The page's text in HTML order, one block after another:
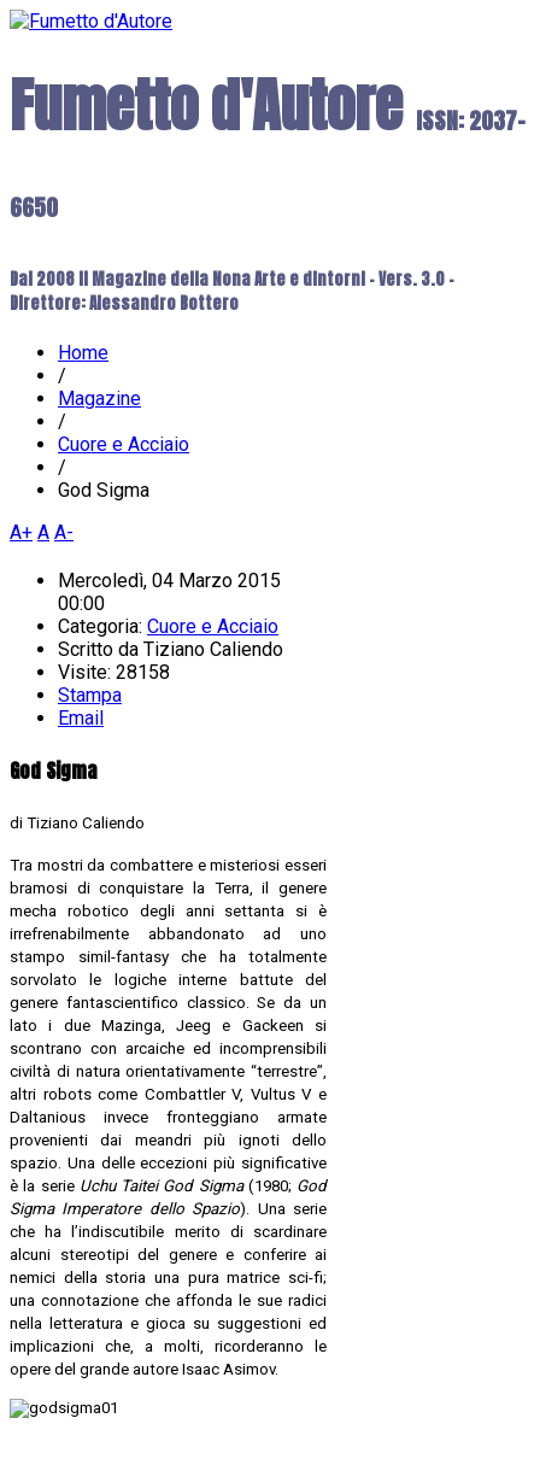
Fumetto d'Autore ISSN: 2037-
6650
Dal 2008 il Magazine della Nona Arte e dintorni - Vers. 3.0 -
Direttore: Alessandro Bottero
Home
/
Magazine
/
Cuore e Acciaio
/
God Sigma
A+ A A-
Mercoledì, 04 Marzo 2015
00:00
Categoria: Cuore e Acciaio
Scritto da Tiziano Caliendo
Visite: 28158
Stampa
Email
God Sigma
di Tiziano Caliendo
Tra mostri da combattere e misteriosi esseri
bramosi di conquistare la Terra, il genere
mecha robotico degli anni settanta si è
irrefrenabilmente abbandonato ad uno
stampo simil-fantasy che ha totalmente
sorvolato le logiche interne battute del
genere fantascientifico classico. Se da un
lato i due Mazinga, Jeeg e Gackeen si
scontrano con arcaiche ed incomprensibili
civiltà di natura orientativamente “terrestre”,
altri robots come Combattler V, Vultus V e
Daltanious invece fronteggiano armate
provenienti dai meandri più ignoti dello
spazio. Una delle eccezioni più significative
è la serie Uchu Taitei God Sigma(1980; God
Sigma Imperatore dello Spazio). Una serie
che ha l’indiscutibile merito di scardinare
alcuni stereotipi del genere e conferire ai
nemici della storia una pura matrice sci-fi;
una connotazione che affonda le sue radici
nella letteratura e gioca su suggestioni ed
implicazioni che, a molti, ricorderanno le
opere del grande autore Isaac Asimov.